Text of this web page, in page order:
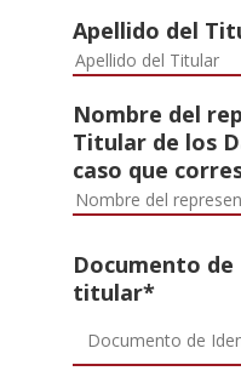
Apellido del
Nombre del
Titular de los
caso que
Documento
titular*